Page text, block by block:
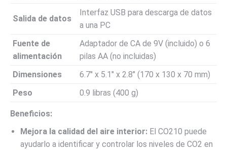
Salida de datos
Interfaz USB para descarga de datos
a una PC
Fuente de
alimentación
Adaptador de CA de 9V (incluido) o 6
pilas AA (no incluidas)
Dimensiones
6.7″ x 5.1″ x 2.8″ (170 x 130 x 70 mm)
Peso
0.9 libras (400 g)
Beneficios:
Mejora la calidad del aire interior: El CO210 puede
ayudarlo a identificar y controlar los niveles de CO2 en